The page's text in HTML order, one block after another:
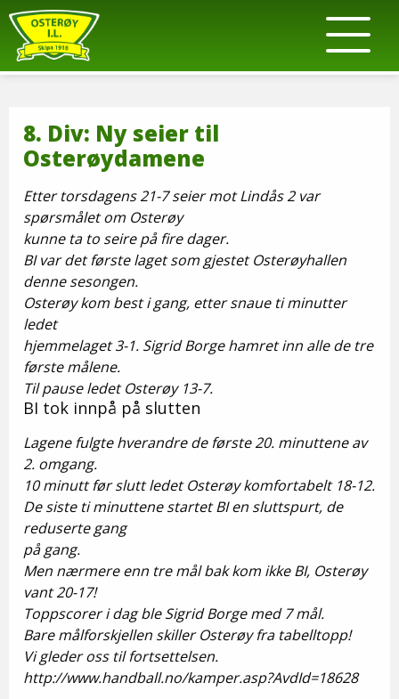
8. Div: Ny seier til
Osterøydamene
Etter torsdagens 21-7 seier mot Lindås 2 var
spørsmålet om Osterøy
kunne ta to seire på fire dager.
BI var det første laget som gjestet Osterøyhallen
denne sesongen.
Osterøy kom best i gang, etter snaue ti minutter
ledet
hjemmelaget 3-1. Sigrid Borge hamret inn alle de tre
første målene.
Til pause ledet Osterøy 13-7.
BI tok innpå på slutten
Lagene fulgte hverandre de første 20. minuttene av
2. omgang.
10 minutt før slutt ledet Osterøy komfortabelt 18-12.
De siste ti minuttene startet BI en sluttspurt, de
reduserte gang
på gang.
Men nærmere enn tre mål bak kom ikke BI, Osterøy
vant 20-17!
Toppscorer i dag ble Sigrid Borge med 7 mål.
Bare målforskjellen skiller Osterøy fra tabelltopp!
Vi gleder oss til fortsettelsen.
http://www.handball.no/kamper.asp?AvdId=18628